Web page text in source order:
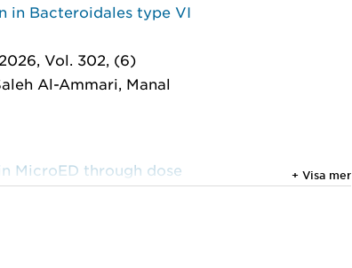
in Bacteroidales type VI
2026, Vol. 302, (6)
Al-Ammari, Manal
MicroED through dose
+ Visa mer